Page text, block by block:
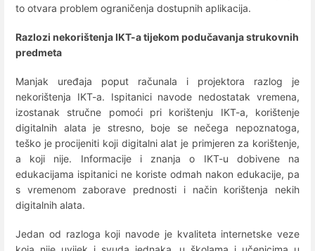
to otvara problem ograničenja dostupnih aplikacija.
Razlozi nekorištenja IKT-a tijekom podučavanja strukovnih
predmeta
Manjak uređaja poput računala i projektora razlog je
nekorištenja IKT-a. Ispitanici navode nedostatak vremena,
izostanak stručne pomoći pri korištenju IKT-a, korištenje
digitalnih alata je stresno, boje se nečega nepoznatoga,
teško je procijeniti koji digitalni alat je primjeren za korištenje,
a koji nije. Informacije i znanja o IKT-u dobivene na
edukacijama ispitanici ne koriste odmah nakon edukacije, pa
s vremenom zaborave prednosti i način korištenja nekih
digitalnih alata.
Jedan od razloga koji navode je kvaliteta internetske veze